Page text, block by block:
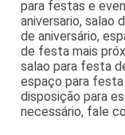
para festas e
aniversario,
de aniversário,
de festa mais
salao para festa
espaço para
disposição para
necessário, fale